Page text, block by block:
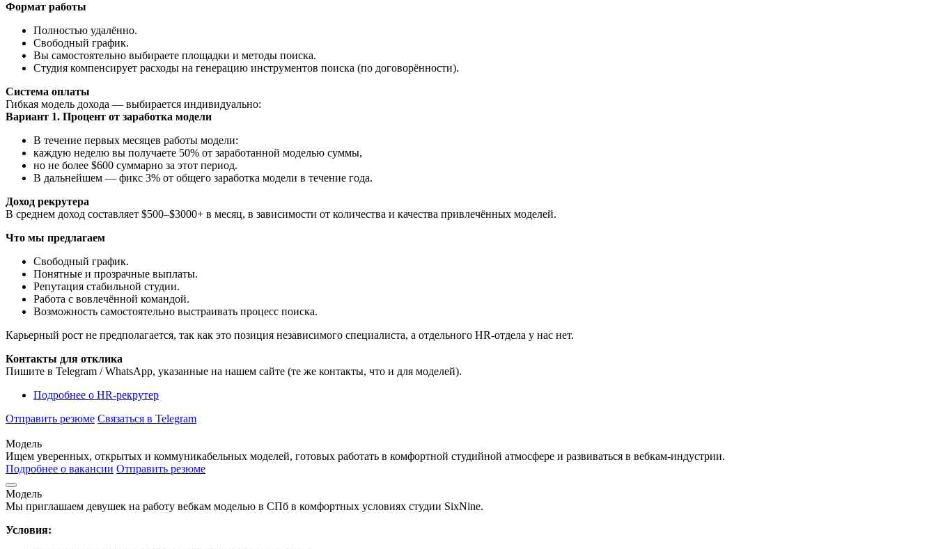
Формат работы
Полностью удалённо.
Свободный график.
Вы самостоятельно выбираете площадки и методы поиска.
Студия компенсирует расходы на генерацию инструментов поиска (по договорённости).
Система оплаты
Гибкая модель дохода — выбирается индивидуально:
Вариант 1. Процент от заработка модели
В течение первых месяцев работы модели:
каждую неделю вы получаете 50% от заработанной моделью суммы,
но не более $600 суммарно за этот период.
В дальнейшем — фикс 3% от общего заработка модели в течение года.
Доход рекрутера
В среднем доход составляет $500–$3000+ в месяц, в зависимости от количества и качества привлечённых моделей.
Что мы предлагаем
Свободный график.
Понятные и прозрачные выплаты.
Репутация стабильной студии.
Работа с вовлечённой командой.
Возможность самостоятельно выстраивать процесс поиска.
Карьерный рост не предполагается, так как это позиция независимого специалиста, а отдельного HR-отдела у нас нет.
Контакты для отклика
Пишите в Telegram / WhatsApp, указанные на нашем сайте (те же контакты, что и для моделей).
Подробнее о HR-рекрутер
Отправить резюме Связаться в Telegram
Модель
Ищем уверенных, открытых и коммуникабельных моделей, готовых работать в комфортной студийной атмосфере и развиваться в вебкам-индустрии.
Подробнее о вакансии Отправить резюме
Модель
Мы приглашаем девушек на работу вебкам моделью в СПб в комфортных условиях студии SixNine.
Условия: